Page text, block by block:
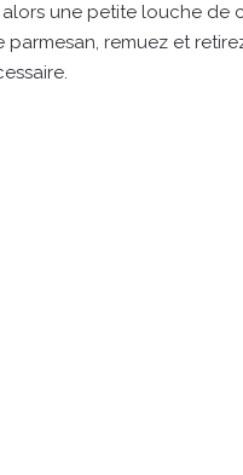
une petite louche de
parmesan, remuez et